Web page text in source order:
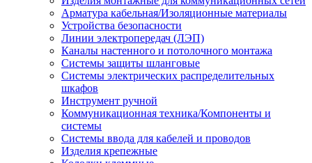
Арматура кабельная/Изоляционные материалы
Устройства безопасности
Линии электропередач (ЛЭП)
Каналы настенного и потолочного монтажа
Системы защиты шланговые
Системы электрических распределительных
шкафов
Инструмент ручной
Коммуникационная техника/Компоненты и
системы
Системы ввода для кабелей и проводов
Изделия крепежные